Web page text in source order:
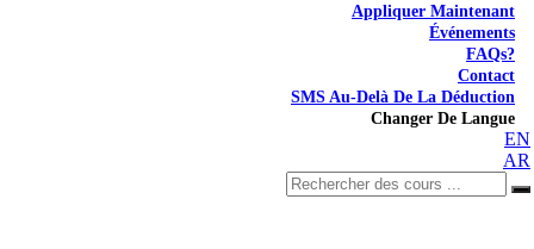
Appliquer Maintenant
Événements
FAQs?
Contact
SMS Au-Delà De La Déduction
Changer De Langue
EN
AR